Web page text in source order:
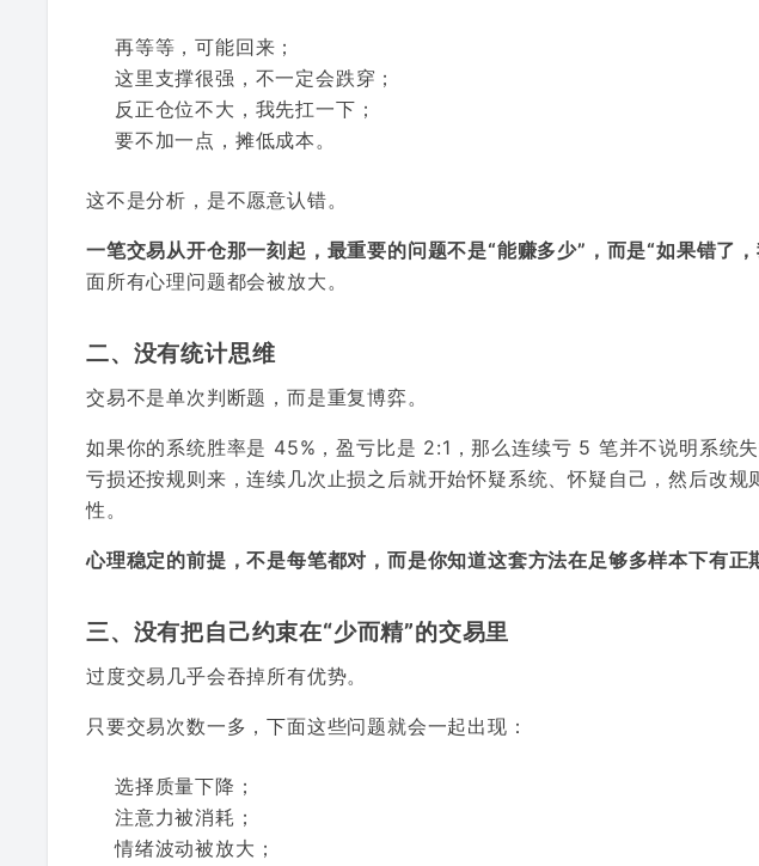
再等等，可能回来；
这里支撑很强，不一定会跌穿；
反正仓位不大，我先扛一下；
要不加一点，摊低成本。
这不是分析，是不愿意认错。
一笔交易从开仓那一刻起，最重要的问题不是“能赚多少”，而是“如果错了，
面所有心理问题都会被放大。
二、没有统计思维
交易不是单次判断题，而是重复博弈。
如果你的系统胜率是 45%，盈亏比是 2:1，那么连续亏 5 笔并不说明系统
亏损还按规则来，连续几次止损之后就开始怀疑系统、怀疑自己，然后改
性。
心理稳定的前提，不是每笔都对，而是你知道这套方法在足够多样本下有正
三、没有把自己约束在“少而精”的交易里
过度交易几乎会吞掉所有优势。
只要交易次数一多，下面这些问题就会一起出现：
选择质量下降；
注意力被消耗；
情绪波动被放大；